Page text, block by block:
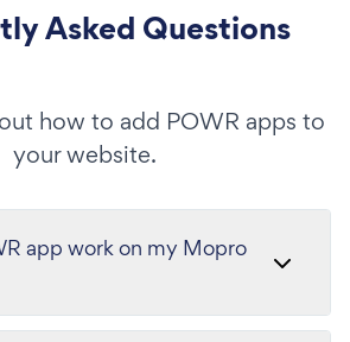
Asked Questions
how to add POWR apps to
your website.
app work on my Mopro